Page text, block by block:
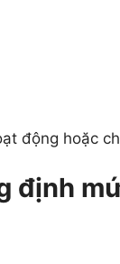
động hoặc
định